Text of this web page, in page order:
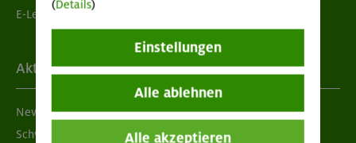
E-Learning
Aktuelles
Newsletter
Schwarzes Brett
(Details)
Einstellungen
Alle ablehnen
Alle akzeptieren